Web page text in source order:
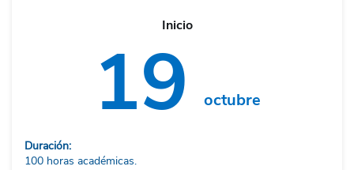
Inicio
19 octubre
Duración:
100 horas académicas.